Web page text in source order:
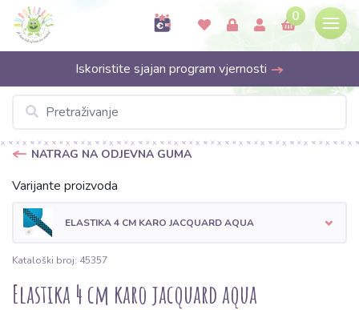
0
Iskoristite sjajan program vjernosti
NATRAG NA ODJEVNA GUMA
Varijante proizvoda
ELASTIKA 4 CM KARO JACQUARD AQUA
Kataloški broj: 45357
Elastika 4 cm karo jacquard aqua